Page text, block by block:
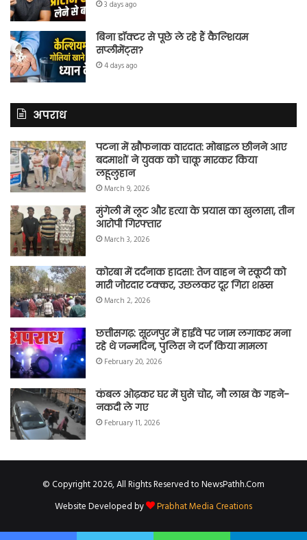
3 days ago
बिना डॉक्टर से पूछे ले रहे हैं कैल्शियम
सप्लीमेंट्स?
4 days ago
अपराध
पटना में खौफनाक वारदात: मोबाइल छीनने आए
बदमाशों ने युवक को चाकू मारकर किया
लहूलुहान
March 9, 2026
मुंगेली में लूट और हत्या के प्रयास का खुलासा, तीन
आरोपी गिरफ्तार
March 3, 2026
कोरबा में दर्दनाक हादसा: तेज वाहन ने स्कूटी को
मारी जोरदार टक्कर, उछलकर दूर गिरा शख्स
March 2, 2026
छत्तीसगढ़: सूरजपुर में हाईवे पर जाम लगाकर मना
रहे थे जन्मदिन, पुलिस ने दर्ज किया मामला
February 20, 2026
कंबल ओढ़कर घर में घुसे चोर, नौ लाख के गहने-
नकदी ले गए
February 11, 2026
© Copyright 2026, All Rights Reserved to NewsPathh.Com
Website Developed by
Prabhat Media Creations